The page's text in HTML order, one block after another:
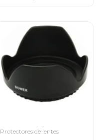
Protectores de lentes